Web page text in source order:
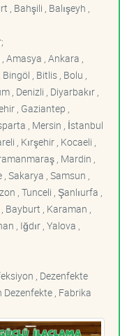
, Bahşili , Balışeyh ,
Amasya , Ankara ,
, Bitlis , Bolu ,
, Denizli , Diyarbakır ,
, Gaziantep ,
, Mersin , İstanbul
, Kırşehir , Kocaeli ,
, Mardin ,
Sakarya , Samsun ,
, Tunceli , Şanlıurfa ,
Bayburt , Karaman ,
, Iğdır , Yalova ,
, Dezenfekte
, Fabrika